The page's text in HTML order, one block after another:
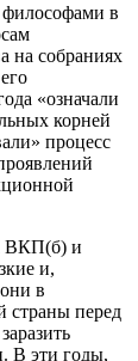
в
на собраниях
«означали
корней
процесс
ВКП(б) и
и,
в
страны перед
В эти годы,